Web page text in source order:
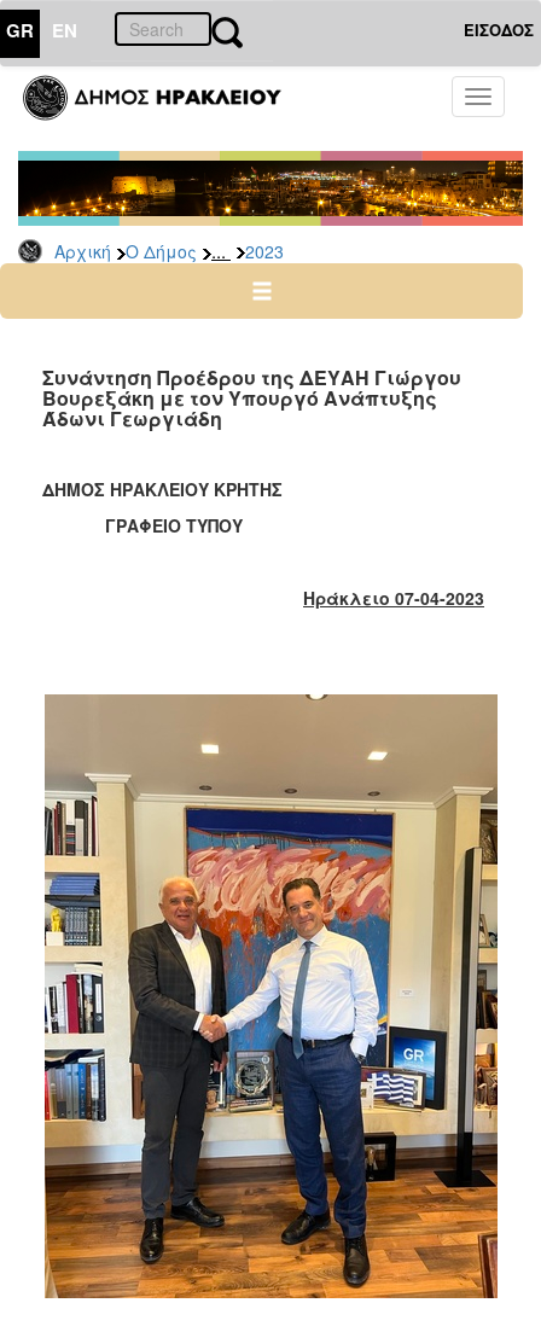
GR EN ΕΙΣΟΔΟΣ
Toggle
Αρχική Ο Δήμος ... 2023
ΔΗΜΟΣ
Δελτία
Τύπου
Αρχείο
2026
2024
2022
2021
2013
2010
2006
ΤΟΠΟΣ
ΠΟΛΙΤΙΣΜΟΣ
ΑΝΘΕΚΤΙΚΗ
ΠΟΛΗ
Συνάντηση Προέδρου της ΔΕΥΑΗ Γιώργου
Βουρεξάκη με τον Υπουργό Ανάπτυξης
Άδωνι Γεωργιάδη
ΔΗΜΟΣ ΗΡΑΚΛΕΙΟΥ ΚΡΗΤΗΣ
ΓΡΑΦΕΙΟ ΤΥΠΟΥ
Ηράκλειο 07-04-2023